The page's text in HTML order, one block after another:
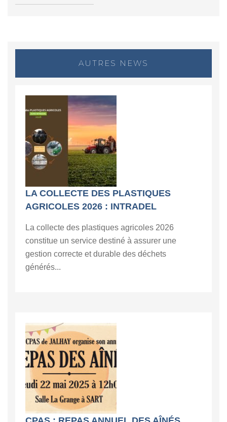
AUTRES NEWS
LA COLLECTE DES PLASTIQUES
AGRICOLES 2026 : INTRADEL
La collecte des plastiques agricoles 2026
constitue un service destiné à assurer une
gestion correcte et durable des déchets
générés...